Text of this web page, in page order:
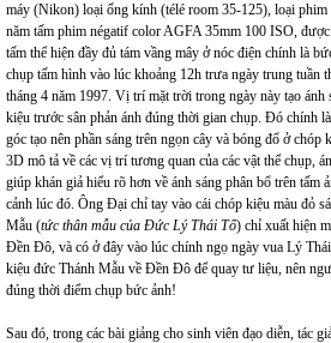
máy (Nikon) loại ống kính (télé room 35-125), loại
năm tấm phim négatif color AGFA 35mm 100 ISO,
tấm thể hiện đầy đủ tám vầng mây ở nóc điện chính là
chụp tấm hình vào lúc khoảng 12h trưa ngày trung tuần
tháng 4 năm 1997. Vị trí mặt trời trong ngày này tạo ánh
kiệu trước sân phản ánh đúng thời gian chụp. Đó chính
góc tạo nên phần sáng trên ngọn cây và bóng đổ ở
3D mô tả về các vị trí tương quan của các vật thể chụp,
giúp khán giả hiểu rõ hơn về ánh sáng phân bổ trên tấm
cảnh lúc đó. Ông Đại chỉ tay vào cái chóp kiệu màu đỏ
Mẫu (tức thân mẫu của Đức Lý Thái Tổ) chỉ xuất hiện
Đền Đô, và có ở đây vào lúc chính ngọ ngày vua Lý
kiệu đức Thánh Mẫu về Đền Đô để quay tư liệu, nên
đúng thời điểm chụp bức ảnh!
Sau đó, trong các bài giảng cho sinh viên đạo diễn, tác